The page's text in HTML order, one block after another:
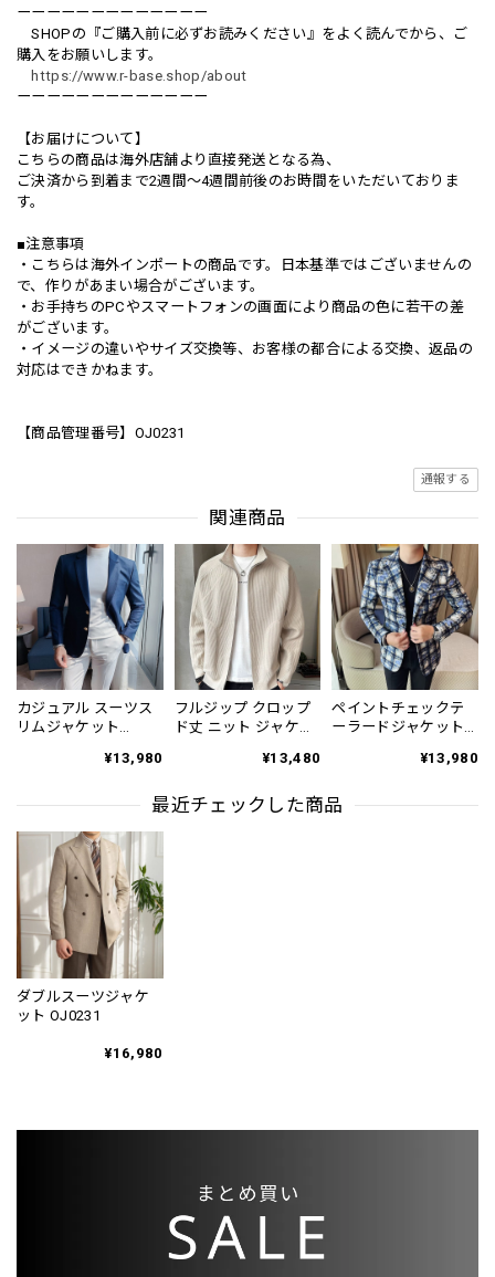
ーーーーーーーーーーーーー
SHOPの『ご購入前に必ずお読みください』をよく読んでから、ご
購入をお願いします。
https://www.r-base.shop/about
ーーーーーーーーーーーーー
【お届けについて】
こちらの商品は海外店舗より直接発送となる為、
ご決済から到着まで2週間〜4週間前後のお時間をいただいておりま
す。
■注意事項
・こちらは海外インポートの商品です。日本基準ではございませんの
で、作りがあまい場合がございます。
・お手持ちのPCやスマートフォンの画面により商品の色に若干の差
がございます。
・イメージの違いやサイズ交換等、お客様の都合による交換、返品の
対応はできかねます。
【商品管理番号】OJ0231
通報する
関連商品
カジュアル スーツス
リムジャケット
¥13,980
フルジップ クロップ
ド丈 ニット ジャケッ
¥13,480
ペイントチェックテ
ーラードジャケット
¥13,980
最近チェックした商品
ダブルスーツジャケ
ット OJ0231
¥16,980